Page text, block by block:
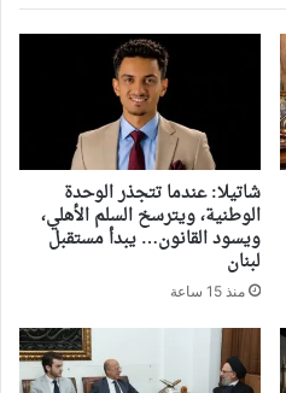
شاتيلا: عندما تتجذر الوحدة
الوطنية، ويترسخ السلم الأهلي،
ويسود القانون… يبدأ مستقبل
لبنان
منذ 15 ساعة